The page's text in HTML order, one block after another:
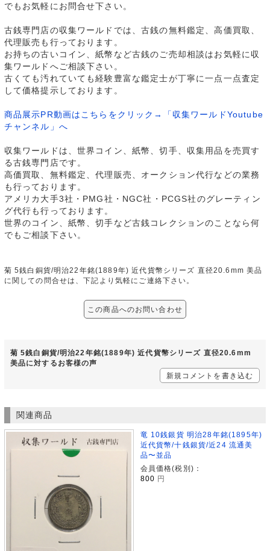
でもお気軽にお問合せ下さい。
古銭専門店の収集ワールドでは、古銭の無料鑑定、高価買取、
代理販売も行っております。
お持ちの古いコイン、紙幣など古銭のご売却相談はお気軽に収
集ワールドへご相談下さい。
古くても汚れていても経験豊富な鑑定士が丁寧に一点一点査定
して価格提示しております。
商品展示PR動画はこちらをクリック→「収集ワールドYoutube
チャンネル」へ
収集ワールドは、世界コイン、紙幣、切手、収集用品を売買す
る古銭専門店です。
高価買取、無料鑑定、代理販売、オークション代行などの業務
も行っております。
アメリカ大手3社・PMG社・NGC社・PCGS社のグレーティン
グ代行も行っております。
世界のコイン、紙幣、切手など古銭コレクションのことなら何
でもご相談下さい。
菊 5銭白銅貨/明治22年銘(1889年) 近代貨幣シリーズ 直径20.6mm 美品
に関しての問合せは、下記より気軽にご連絡下さい。
この商品へのお問い合わせ
菊 5銭白銅貨/明治22年銘(1889年) 近代貨幣シリーズ 直径20.6mm
美品に対するお客様の声
新規コメントを書き込む
関連商品
竜 10銭銀貨 明治28年銘(1895年)
近代貨幣/十銭銀貨/近24 流通美
品〜並品
会員価格(税別)：
800 円